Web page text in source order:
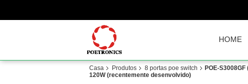
HOME
Casa Produtos 8 portas poe switch
POE-
120W (recentemente desenvolvido)